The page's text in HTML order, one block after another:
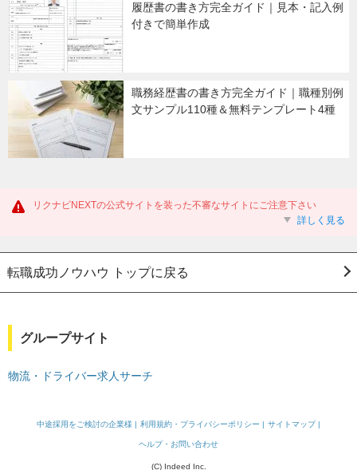
履歴書の書き方完全ガイド｜見本・記入例
付きで簡単作成
職務経歴書の書き方完全ガイド｜職種別例
文サンプル110種＆無料テンプレート4種
リクナビNEXTの公式サイトを装った不審なサイトにご注意下さい
詳しく見る
転職成功ノウハウ トップに戻る
グループサイト
物流・ドライバー求人サーチ
中途採用をご検討の企業様 利用規約・プライバシーポリシー サイトマップ
ヘルプ・お問い合わせ
(C) Indeed Inc.